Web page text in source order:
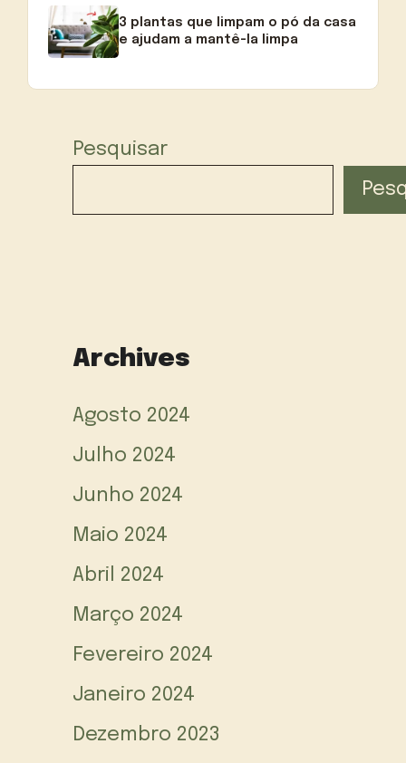
3 plantas que limpam o pó da casa
e ajudam a mantê-la limpa
Pesquisar
Archives
Agosto 2024
Julho 2024
Junho 2024
Maio 2024
Abril 2024
Março 2024
Fevereiro 2024
Janeiro 2024
Dezembro 2023